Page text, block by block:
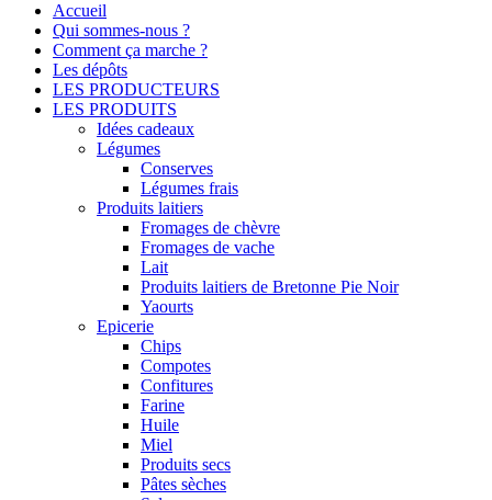
Accueil
Qui sommes-nous ?
Comment ça marche ?
Les dépôts
LES PRODUCTEURS
LES PRODUITS
Idées cadeaux
Légumes
Conserves
Légumes frais
Produits laitiers
Fromages de chèvre
Fromages de vache
Lait
Produits laitiers de Bretonne Pie Noir
Yaourts
Epicerie
Chips
Compotes
Confitures
Farine
Huile
Miel
Produits secs
Pâtes sèches